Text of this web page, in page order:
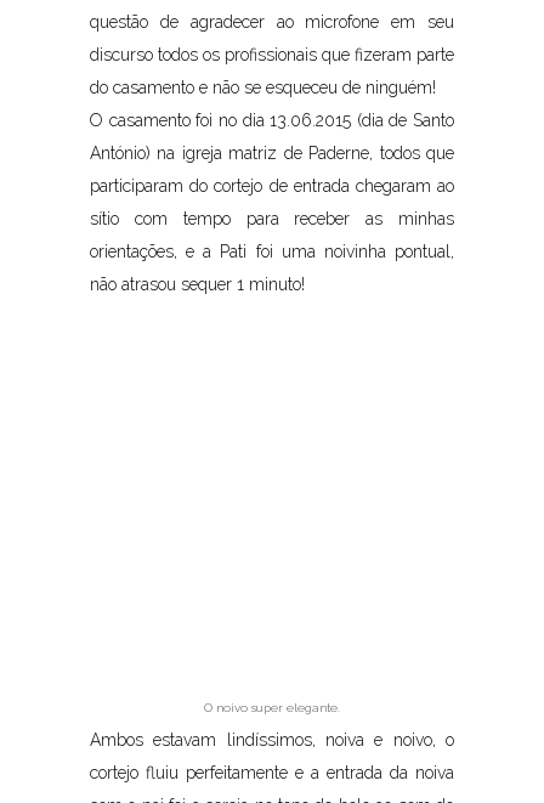
questão de agradecer ao microfone em seu
discurso todos os profissionais que fizeram parte
do casamento e não se esqueceu de ninguém!
O casamento foi no dia 13.06.2015 (dia de Santo
António) na igreja matriz de Paderne, todos que
participaram do cortejo de entrada chegaram ao
sítio com tempo para receber as minhas
orientações, e a Pati foi uma noivinha pontual,
não atrasou sequer 1 minuto!
O noivo super elegante.
Ambos estavam lindíssimos, noiva e noivo, o
cortejo fluiu perfeitamente e a entrada da noiva